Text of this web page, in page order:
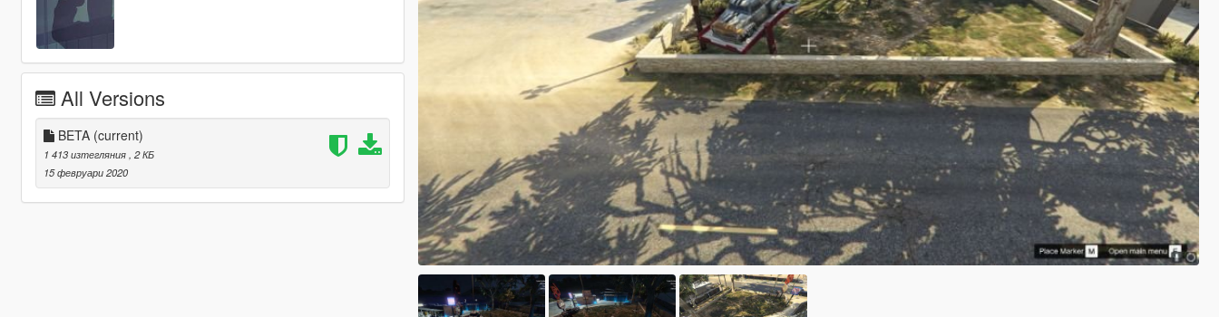
All Versions
BETA (current)
1 413 изтегляния , 2 КБ
15 февруари 2020